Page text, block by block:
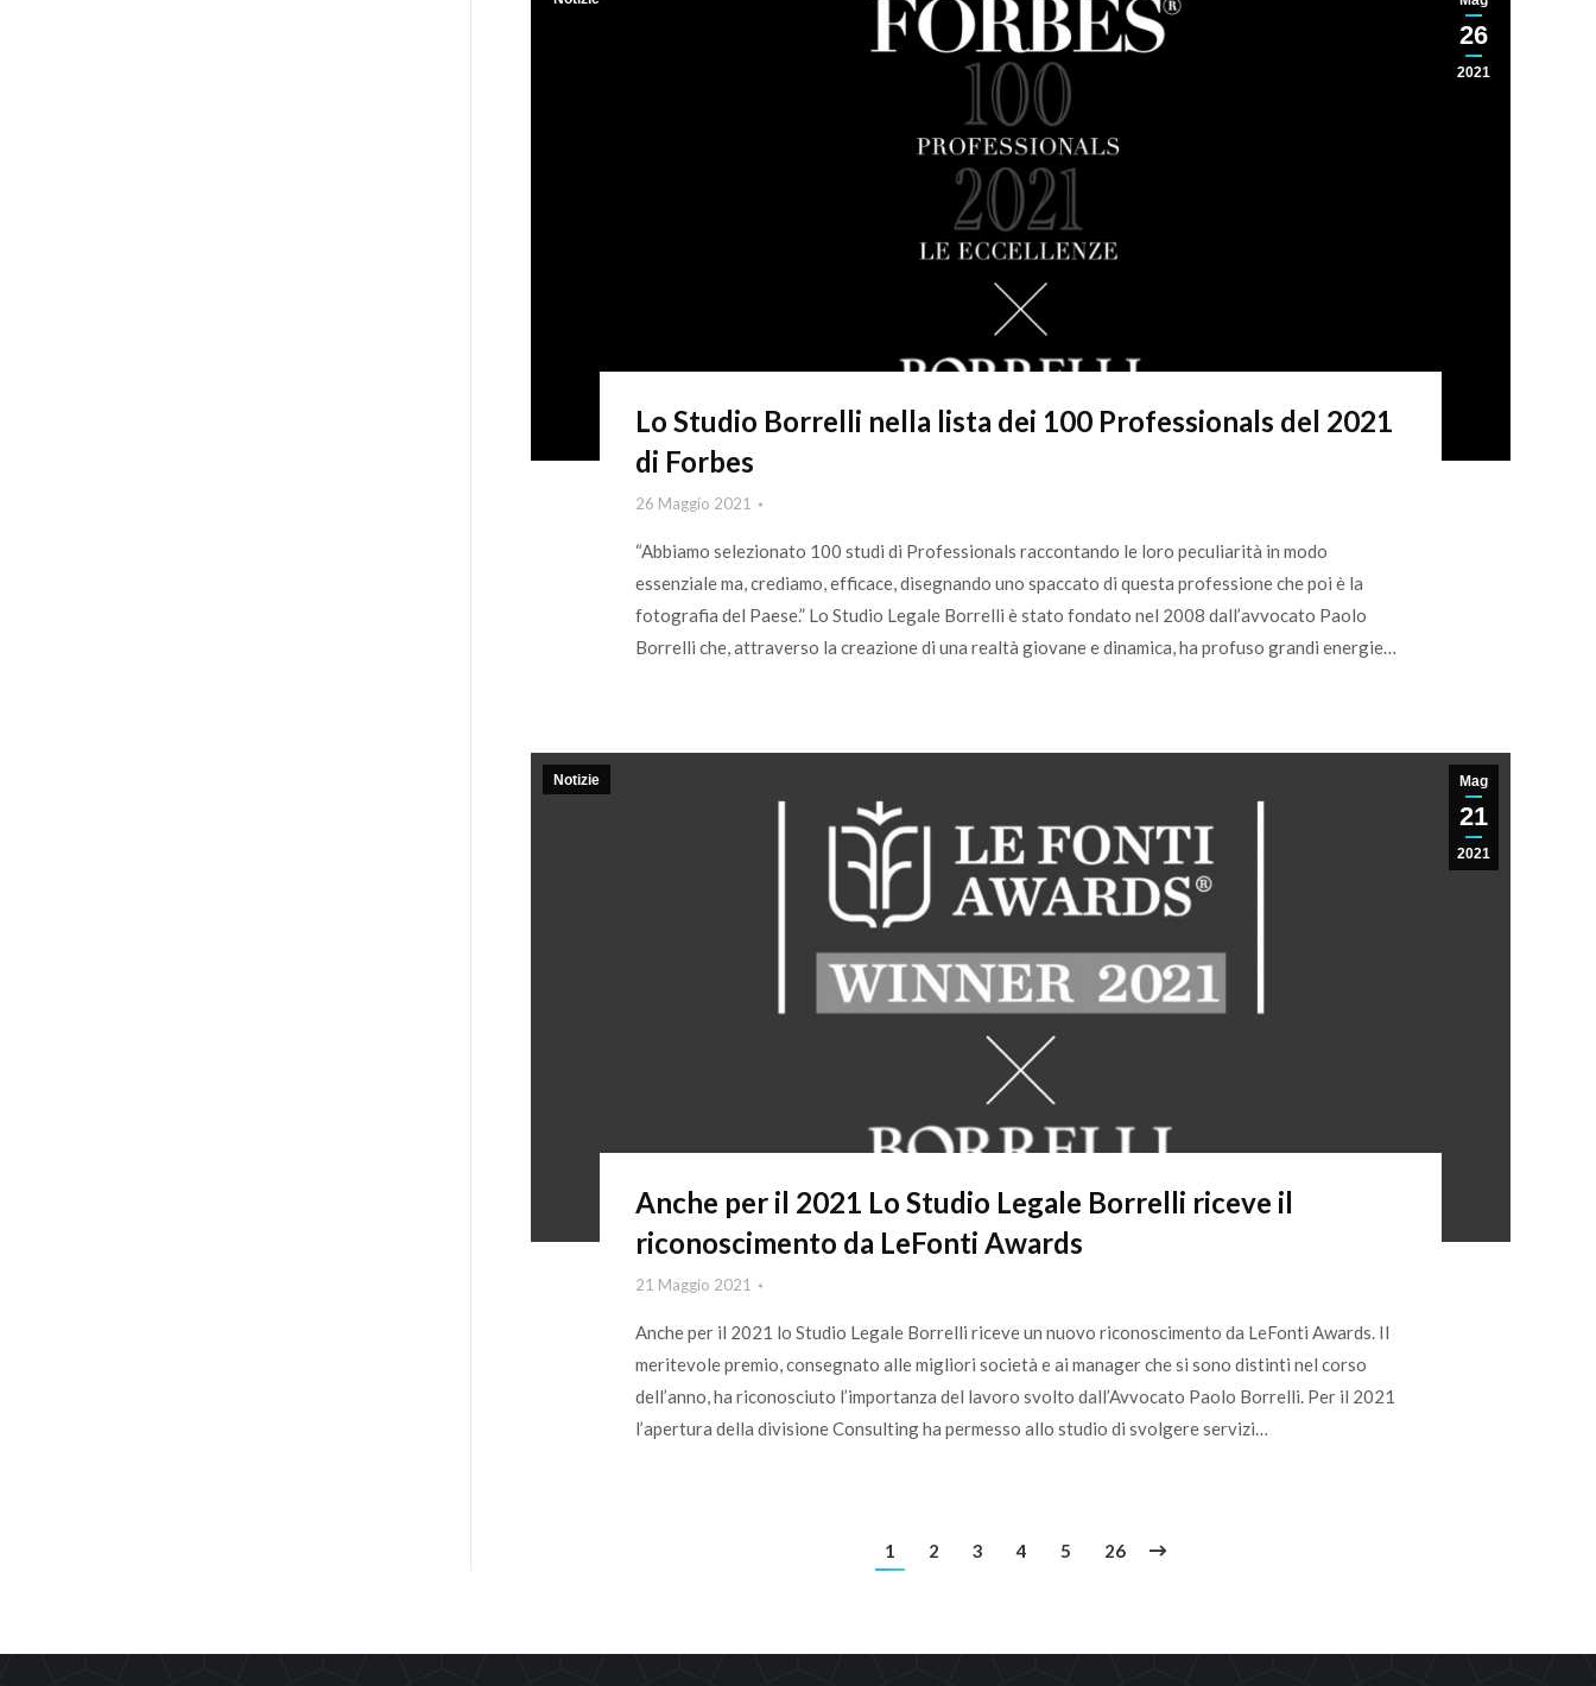
26
2021
Lo Studio Borrelli nella lista dei 100 Professionals del 2021
di Forbes
26 Maggio 2021
“Abbiamo selezionato 100 studi di Professionals raccontando le loro peculiarità in modo
essenziale ma, crediamo, efficace, disegnando uno spaccato di questa professione che poi è la
fotografia del Paese.” Lo Studio Legale Borrelli è stato fondato nel 2008 dall’avvocato Paolo
Borrelli che, attraverso la creazione di una realtà giovane e dinamica, ha profuso grandi energie…
Mag
21
2021
Notizie
Anche per il 2021 Lo Studio Legale Borrelli riceve il
riconoscimento da LeFonti Awards
21 Maggio 2021
Anche per il 2021 lo Studio Legale Borrelli riceve un nuovo riconoscimento da LeFonti Awards. Il
meritevole premio, consegnato alle migliori società e ai manager che si sono distinti nel corso
dell’anno, ha riconosciuto l’importanza del lavoro svolto dall’Avvocato Paolo Borrelli. Per il 2021
l’apertura della divisione Consulting ha permesso allo studio di svolgere servizi…
1 2 3 4 5 26